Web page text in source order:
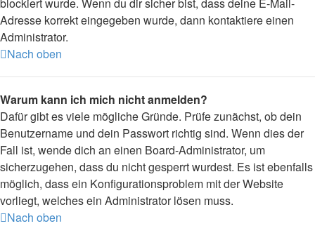
Adresse korrekt eingegeben wurde, dann kontaktiere einen
Administrator.
Nach oben
Warum kann ich mich nicht anmelden?
Dafür gibt es viele mögliche Gründe. Prüfe zunächst, ob dein
Benutzername und dein Passwort richtig sind. Wenn dies der
Fall ist, wende dich an einen Board-Administrator, um
sicherzugehen, dass du nicht gesperrt wurdest. Es ist ebenfalls
möglich, dass ein Konfigurationsproblem mit der Website
vorliegt, welches ein Administrator lösen muss.
Nach oben